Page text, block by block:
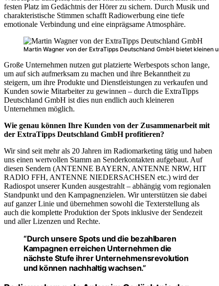
festen Platz im Gedächtnis der Hörer zu sichern. Durch Musik und
charakteristische Stimmen schafft Radiowerbung eine tiefe
emotionale Verbindung und eine einprägsame Atmosphäre.
Martin Wagner von der ExtraTipps Deutschland GmbH bietet
Große Unternehmen nutzen gut platzierte Werbespots schon lange,
um auf sich aufmerksam zu machen und ihre Bekanntheit zu
steigern, um ihre Produkte und Dienstleistungen zu verkaufen und
Kunden sowie Mitarbeiter zu gewinnen – durch die ExtraTipps
Deutschland GmbH ist dies nun endlich auch kleineren
Unternehmen möglich.
Wie genau können Ihre Kunden von der Zusammenarbeit mit
der ExtraTipps Deutschland GmbH profitieren?
Wir sind seit mehr als 20 Jahren im Radiomarketing tätig und haben
uns einen wertvollen Stamm an Senderkontakten aufgebaut. Auf
diesen Sendern (ANTENNE BAYERN, ANTENNE NRW, HIT
RADIO FFH, ANTENNE NIEDERSACHSEN etc.) wird der
Radiospot unserer Kunden ausgestrahlt – abhängig vom regionalen
Standpunkt und den Kampagnenzielen. Wir unterstützen sie dabei
auf ganzer Linie und übernehmen sowohl die Texterstellung als
auch die komplette Produktion der Spots inklusive der Sendezeit
und aller Lizenzen und Rechte.
“Durch unsere Spots und die bezahlbaren
Kampagnen erreichen Unternehmen die
nächste Stufe ihrer Unternehmensrevolution
und können nachhaltig wachsen.”